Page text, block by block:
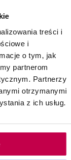
treści i
i
o tym, jak
partnerom
Partnerzy
otrzymanymi
z ich usług.